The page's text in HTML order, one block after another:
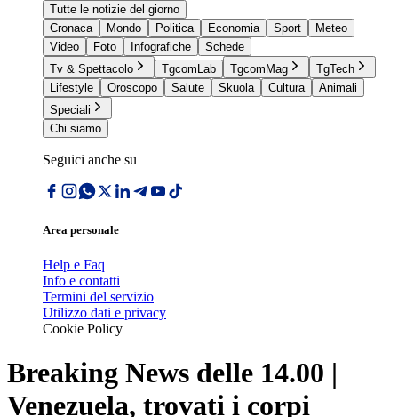
Tutte le notizie del giorno
Cronaca
Mondo Politica Economia Sport
Meteo
Video
Foto Infografiche
Schede
Tv & Spettacolo
TgcomLab TgcomMag
TgTech
Lifestyle
Oroscopo Salute Skuola Cultura
Animali
Speciali
Chi siamo
Seguici anche su
Area personale
Help e Faq
Info e contatti
Termini del servizio
Utilizzo dati e privacy
Cookie Policy
Breaking News delle 14.00 |
Venezuela, trovati i corpi